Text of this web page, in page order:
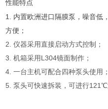
性能特点
1. 内置欧洲进口隔膜泵，噪音低
方便；
2. 仪器采用直接启动方式控制；
3. 机箱采用L304镜面制作；
4. 一台主机可配合四种泵头使用；
5. 泵头可快速拆装，可进行121℃